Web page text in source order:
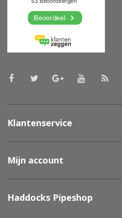
Klantenservice
Mijn account
Haddocks Pipeshop